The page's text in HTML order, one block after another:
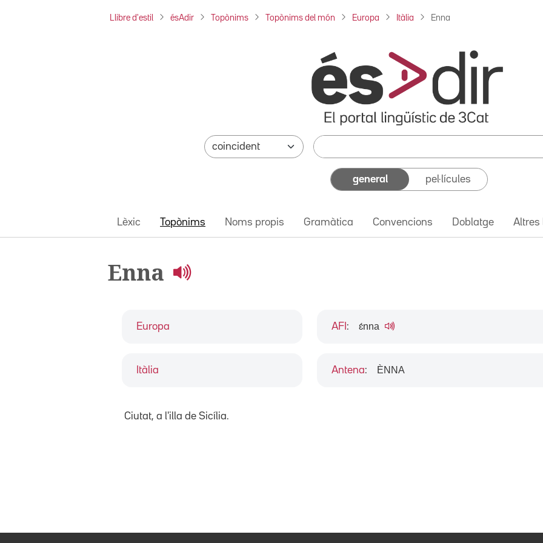
Llibre d'estil ésAdir Topònims Topònims del món Europa Itàlia Enna
general pel·lícules
Lèxic Topònims Noms propis Gramàtica Convencions Doblatge Altres
Enna
Europa
Itàlia
AFI : ɛ́nna
Antena: ÈNNA
Ciutat, a l'illa de Sicília.